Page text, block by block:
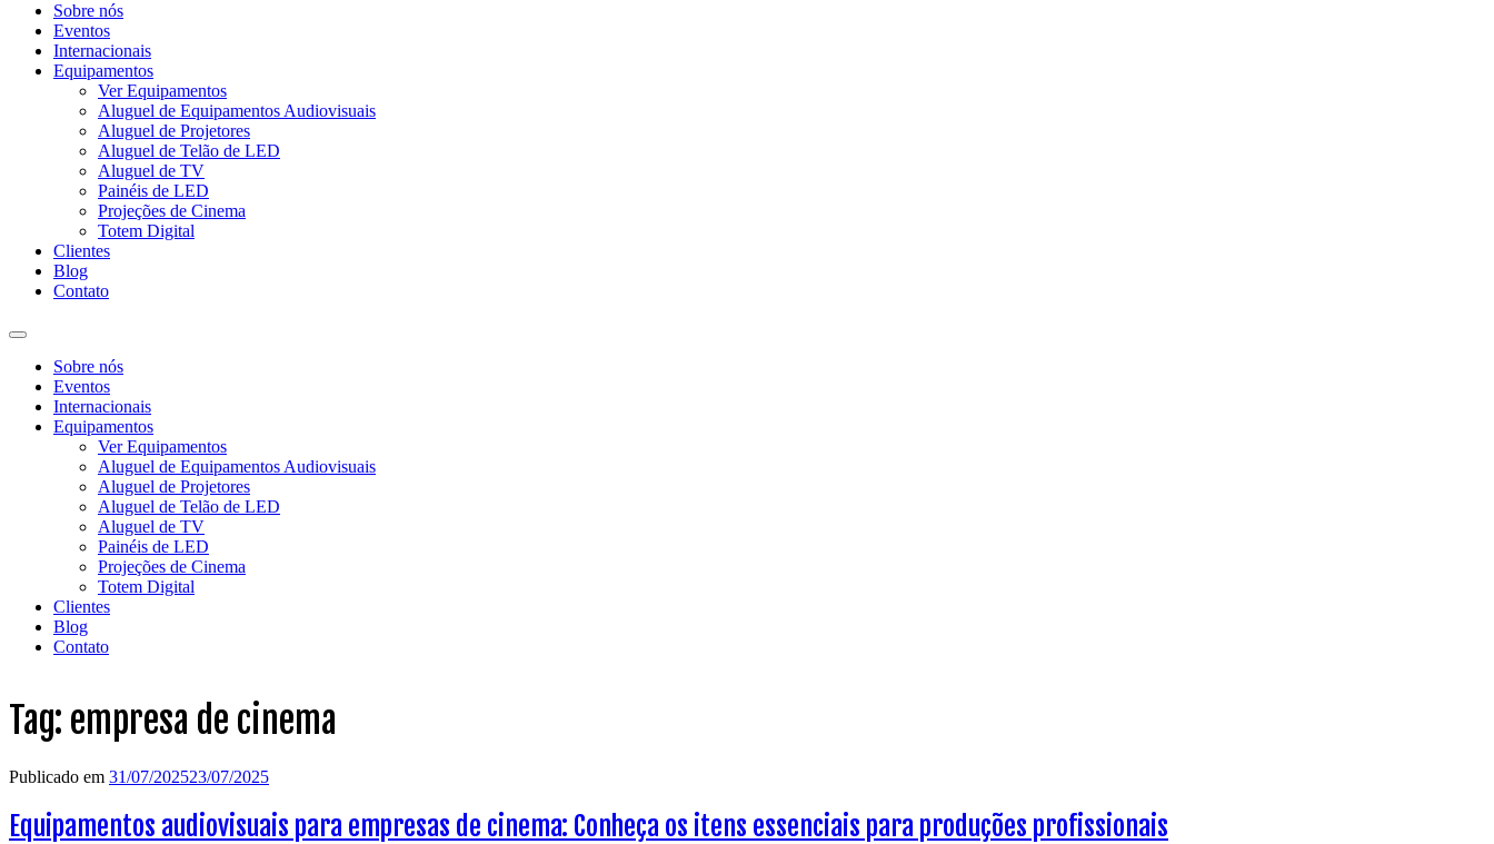
Sobre nós
Eventos
Internacionais
Equipamentos
Ver Equipamentos
Aluguel de Equipamentos Audiovisuais
Aluguel de Projetores
Aluguel de Telão de LED
Aluguel de TV
Painéis de LED
Projeções de Cinema
Totem Digital
Clientes
Blog
Contato
Sobre nós
Eventos
Internacionais
Equipamentos
Ver Equipamentos
Aluguel de Equipamentos Audiovisuais
Aluguel de Projetores
Aluguel de Telão de LED
Aluguel de TV
Painéis de LED
Projeções de Cinema
Totem Digital
Clientes
Blog
Contato
Tag: empresa de cinema
Publicado em 31/07/202523/07/2025
Equipamentos audiovisuais para empresas de cinema: Conheça os itens essenciais para produções profissionais